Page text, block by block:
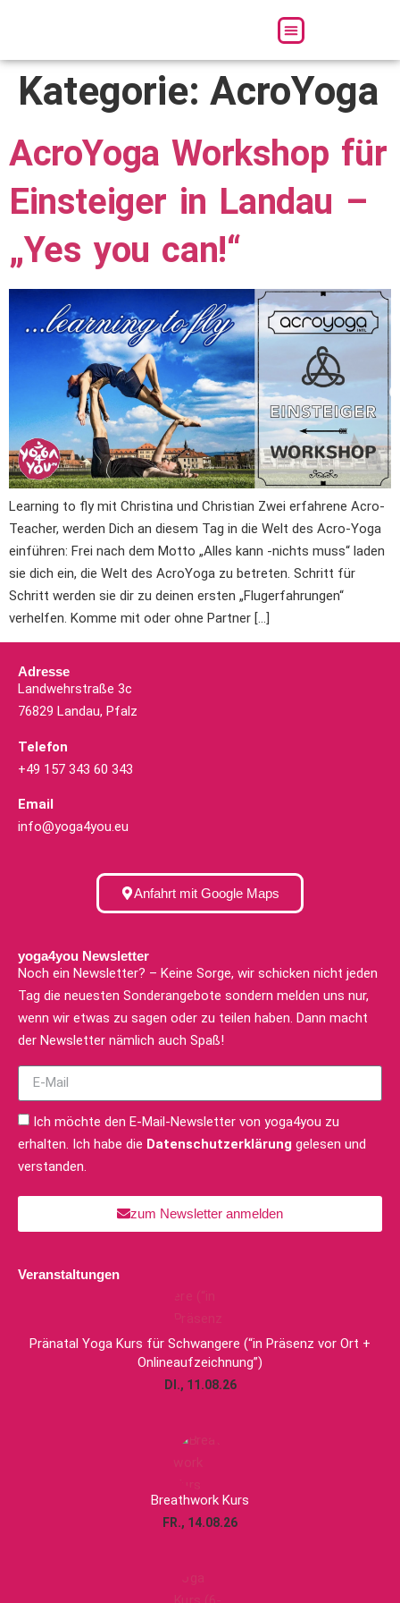
Kategorie: AcroYoga
AcroYoga Workshop für
Einsteiger in Landau –
„Yes you can!“
Learning to fly mit Christina und Christian Zwei erfahrene Acro-
Teacher, werden Dich an diesem Tag in die Welt des Acro-Yoga
einführen: Frei nach dem Motto „Alles kann -nichts muss“ laden
sie dich ein, die Welt des AcroYoga zu betreten. Schritt für
Schritt werden sie dir zu deinen ersten „Flugerfahrungen“
verhelfen. Komme mit oder ohne Partner […]
Adresse
Landwehrstraße 3c
76829 Landau, Pfalz
Telefon
+49 157 343 60 343
Email
info@yoga4you.eu
Anfahrt mit Google Maps
yoga4you Newsletter
Noch ein Newsletter? – Keine Sorge, wir schicken nicht jeden
Tag die neuesten Sonderangebote sondern melden uns nur,
wenn wir etwas zu sagen oder zu teilen haben. Dann macht
der Newsletter nämlich auch Spaß!
Ich möchte den E-Mail-Newsletter von yoga4you zu
erhalten. Ich habe die Datenschutzerklärung gelesen und
verstanden.
zum Newsletter anmelden
Veranstaltungen
Pränatal Yoga Kurs für Schwangere (“in Präsenz vor Ort +
Onlineaufzeichnung”)
DI., 11.08.26
Breathwork Kurs
FR., 14.08.26